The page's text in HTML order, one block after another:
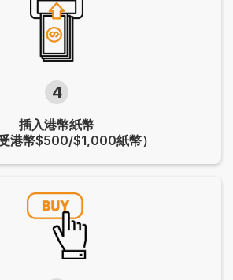
4
插入港幣紙幣
受港幣$500/$1,000紙幣）